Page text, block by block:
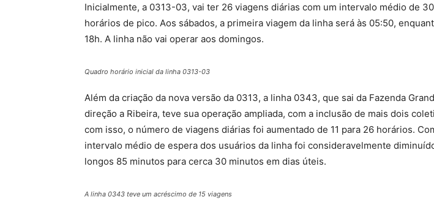
Inicialmente, a 0313-03, vai ter 26 viagens diárias com um intervalo médio de
horários de pico. Aos sábados, a primeira viagem da linha será às 05:50,
18h. A linha não vai operar aos domingos.
Quadro horário inicial da linha 0313-03
Além da criação da nova versão da 0313, a linha 0343, que sai da Fazenda
direção a Ribeira, teve sua operação ampliada, com a inclusão de mais dois
com isso, o número de viagens diárias foi aumentado de 11 para 26 horários.
intervalo médio de espera dos usuários da linha foi consideravelmente
longos 85 minutos para cerca 30 minutos em dias úteis.
A linha 0343 teve um acréscimo de 15 viagens